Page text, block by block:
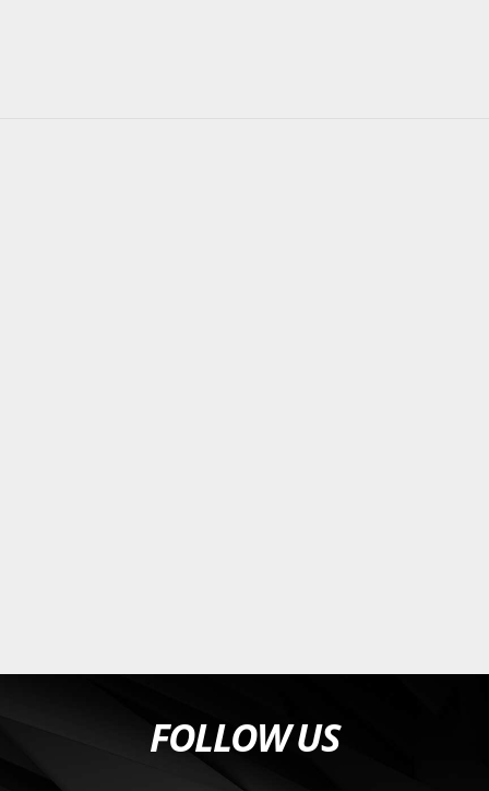
FOLLOW US